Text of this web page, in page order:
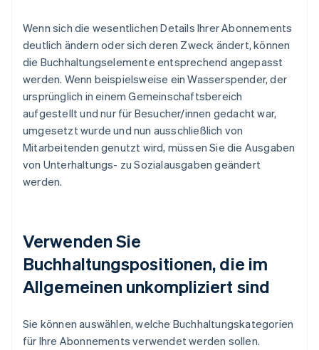
Wenn sich die wesentlichen Details Ihrer Abonnements
deutlich ändern oder sich deren Zweck ändert, können
die Buchhaltungselemente entsprechend angepasst
werden. Wenn beispielsweise ein Wasserspender, der
ursprünglich in einem Gemeinschaftsbereich
aufgestellt und nur für Besucher/innen gedacht war,
umgesetzt wurde und nun ausschließlich von
Mitarbeitenden genutzt wird, müssen Sie die Ausgaben
von Unterhaltungs- zu Sozialausgaben geändert
werden.
Verwenden Sie
Buchhaltungspositionen, die im
Allgemeinen unkompliziert sind
Sie können auswählen, welche Buchhaltungskategorien
für Ihre Abonnements verwendet werden sollen.